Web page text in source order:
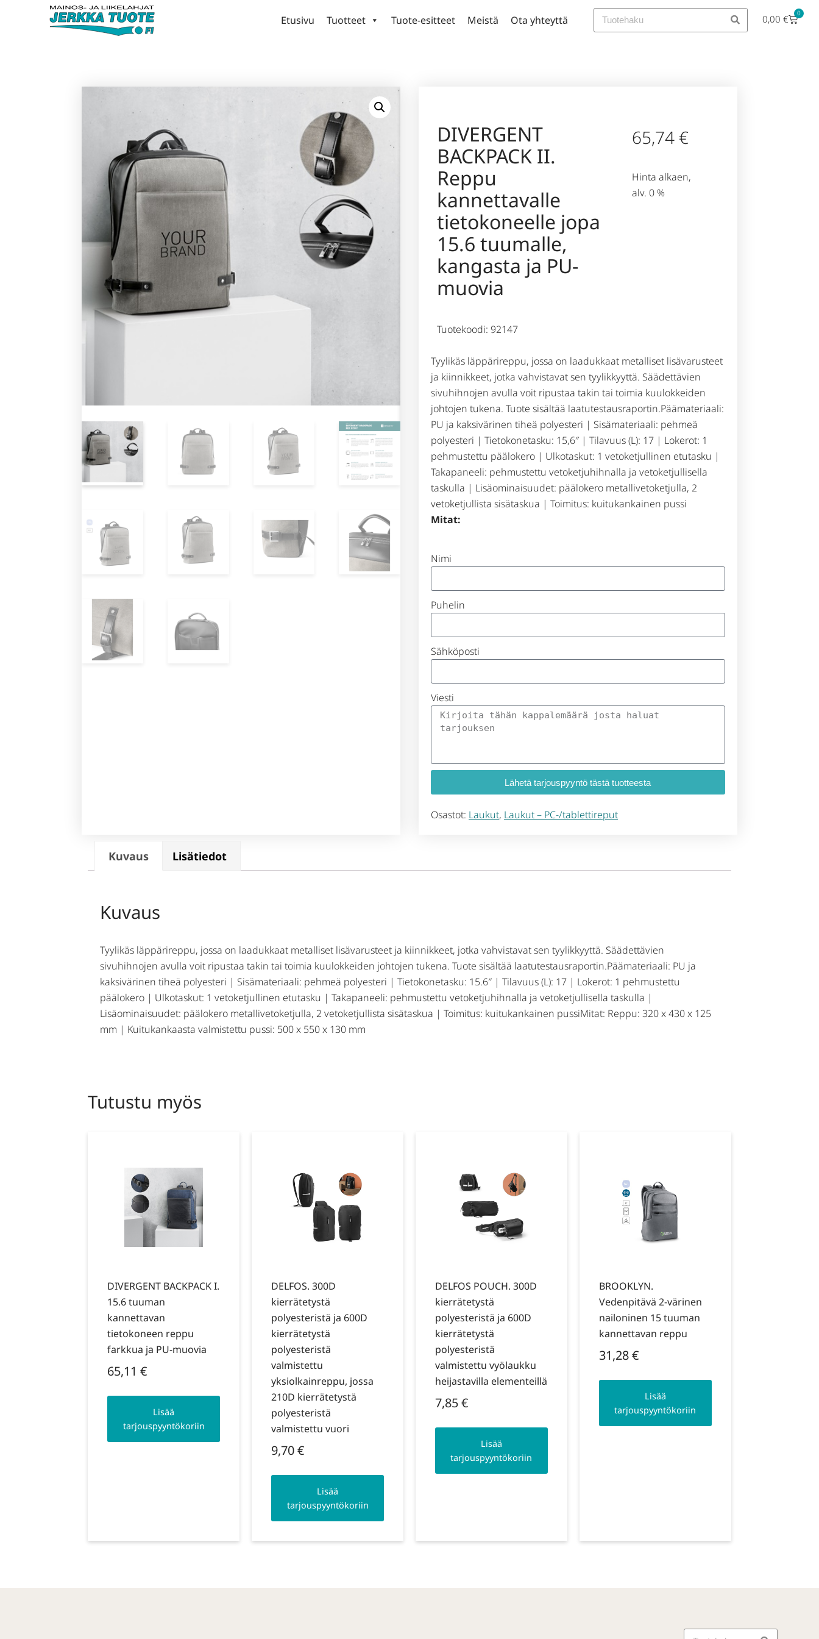
Etusivu Tuotteet Tuote-esitteet Meistä Ota yhteyttä 0,00€ 0
DIVERGENT
BACKPACK II.
Reppu
kannettavalle
tietokoneelle jopa
15.6 tuumalle,
kangasta ja PU-
muovia
Tuotekoodi: 92147
65,74 €
Hinta alkaen,
alv. 0 %
Tyylikäs läppärireppu, jossa on laadukkaat metalliset lisävarusteet
ja kiinnikkeet, jotka vahvistavat sen tyylikkyyttä. Säädettävien
sivuhihnojen avulla voit ripustaa takin tai toimia kuulokkeiden
johtojen tukena. Tuote sisältää laatutestausraportin.Päämateriaali:
PU ja kaksivärinen tiheä polyesteri | Sisämateriaali: pehmeä
polyesteri | Tietokonetasku: 15,6″ | Tilavuus (L): 17 | Lokerot: 1
pehmustettu päälokero | Ulkotaskut: 1 vetoketjullinen etutasku |
Takapaneeli: pehmustettu vetoketjuhihnalla ja vetoketjullisella
taskulla | Lisäominaisuudet: päälokero metallivetoketjulla, 2
vetoketjullista sisätaskua | Toimitus: kuitukankainen pussi
Mitat:
Nimi
Puhelin
Sähköposti
Viesti
Lähetä tarjouspyyntö tästä tuotteesta
Osastot: Laukut, Laukut – PC-/tablettireput
Kuvaus Lisätiedot
Kuvaus
Tyylikäs läppärireppu, jossa on laadukkaat metalliset lisävarusteet ja kiinnikkeet, jotka vahvistavat sen tyylikkyyttä. Säädettävien
sivuhihnojen avulla voit ripustaa takin tai toimia kuulokkeiden johtojen tukena. Tuote sisältää laatutestausraportin.Päämateriaali: PU ja
kaksivärinen tiheä polyesteri | Sisämateriaali: pehmeä polyesteri | Tietokonetasku: 15.6″ | Tilavuus (L): 17 | Lokerot: 1 pehmustettu
päälokero | Ulkotaskut: 1 vetoketjullinen etutasku | Takapaneeli: pehmustettu vetoketjuhihnalla ja vetoketjullisella taskulla |
Lisäominaisuudet: päälokero metallivetoketjulla, 2 vetoketjullista sisätaskua | Toimitus: kuitukankainen pussiMitat: Reppu: 320 x 430 x 125
mm | Kuitukankaasta valmistettu pussi: 500 x 550 x 130 mm
Tutustu myös
DIVERGENT BACKPACK I.
15.6 tuuman
kannettavan
tietokoneen reppu
farkkua ja PU-muovia
65,11€
Lisää
tarjouspyyntökoriin
DELFOS. 300D
kierrätetystä
polyesteristä ja 600D
kierrätetystä
polyesteristä
valmistettu
yksiolkainreppu, jossa
210D kierrätetystä
polyesteristä
valmistettu vuori
9,70€
Lisää
tarjouspyyntökoriin
DELFOS POUCH. 300D
kierrätetystä
polyesteristä ja 600D
kierrätetystä
polyesteristä
valmistettu vyölaukku
heijastavilla elementeillä
7,85€
Lisää
tarjouspyyntökoriin
BROOKLYN.
Vedenpitävä 2-värinen
nailoninen 15 tuuman
kannettavan reppu
31,28€
Lisää
tarjouspyyntökoriin